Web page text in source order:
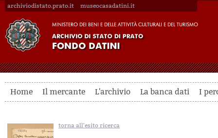
archiviodistato.prato.it museocasadatini.it
Home Il mercante L'archivio La banca dati I
torna all'esito ricerca